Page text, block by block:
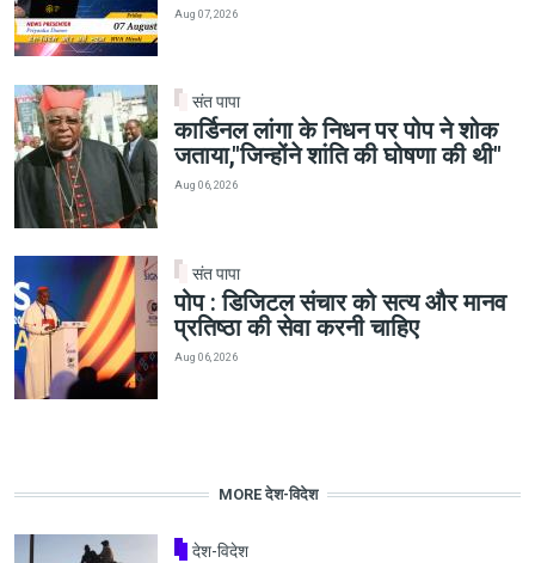
Aug 07, 2026
संत पापा
कार्डिनल लांगा के निधन पर पोप ने शोक
जताया,"जिन्होंने शांति की घोषणा की थी"
Aug 06, 2026
संत पापा
पोप : डिजिटल संचार को सत्य और मानव
प्रतिष्ठा की सेवा करनी चाहिए
Aug 06, 2026
MORE देश-विदेश
देश-विदेश